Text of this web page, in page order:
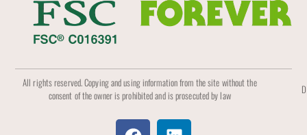
All rights reserved. Copying and using information from the site without the
consent of the owner is prohibited and is prosecuted by law